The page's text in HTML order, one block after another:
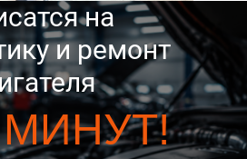
на
и ремонт
МИНУТ!